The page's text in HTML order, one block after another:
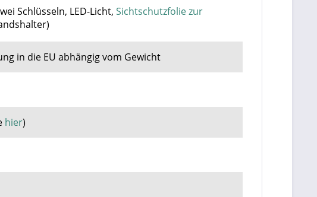
Schlüsseln, LED-Licht, Sichtschutzfolie zur
in die EU abhängig vom Gewicht
hier)